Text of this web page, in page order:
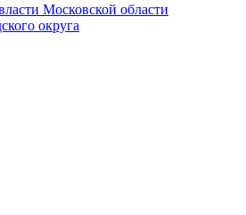
Московской области
округа